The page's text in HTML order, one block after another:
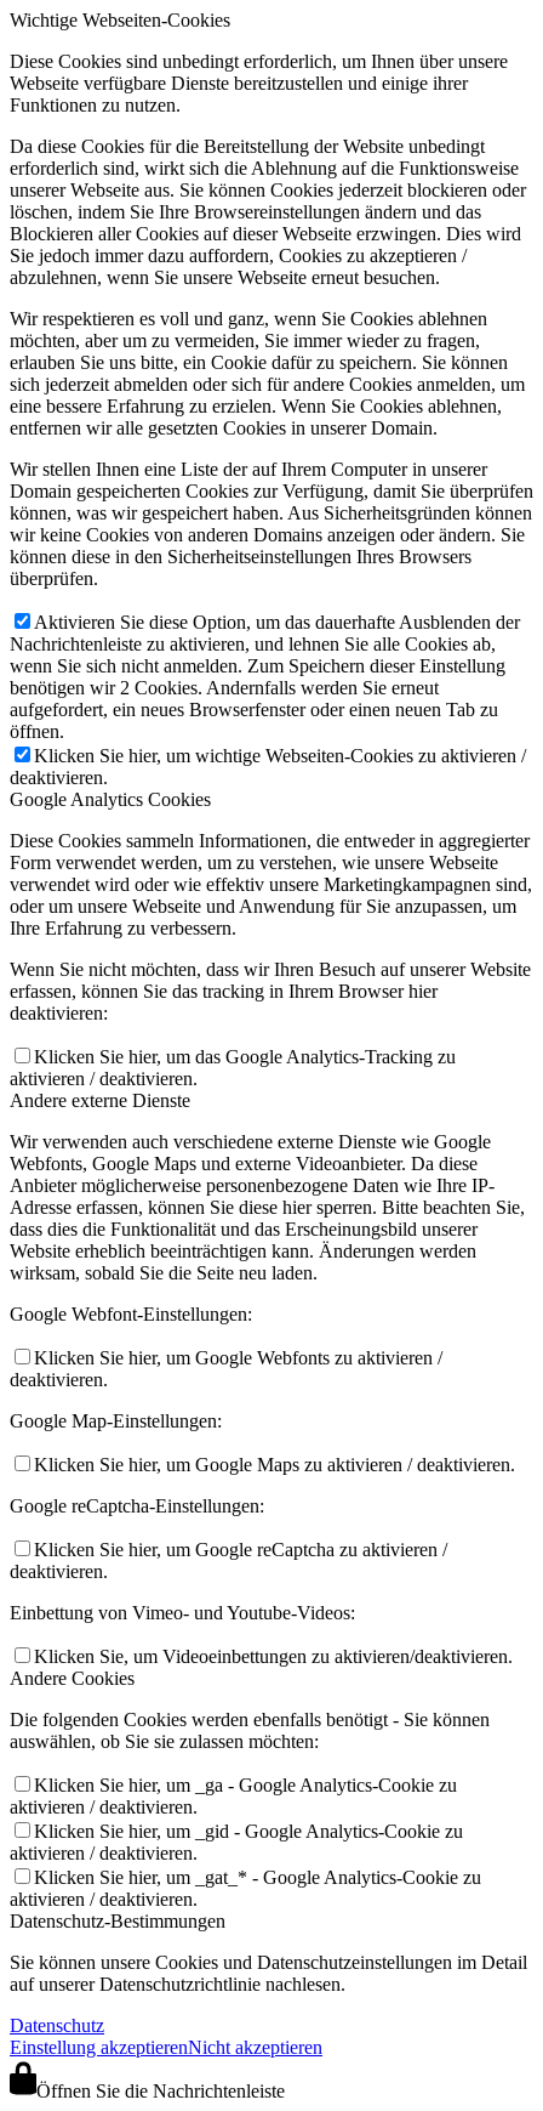
Wichtige Webseiten-Cookies
Diese Cookies sind unbedingt erforderlich, um Ihnen über unsere
Webseite verfügbare Dienste bereitzustellen und einige ihrer
Funktionen zu nutzen.
Da diese Cookies für die Bereitstellung der Website unbedingt
erforderlich sind, wirkt sich die Ablehnung auf die Funktionsweise
unserer Webseite aus. Sie können Cookies jederzeit blockieren oder
löschen, indem Sie Ihre Browsereinstellungen ändern und das
Blockieren aller Cookies auf dieser Webseite erzwingen. Dies wird
Sie jedoch immer dazu auffordern, Cookies zu akzeptieren /
abzulehnen, wenn Sie unsere Webseite erneut besuchen.
Wir respektieren es voll und ganz, wenn Sie Cookies ablehnen
möchten, aber um zu vermeiden, Sie immer wieder zu fragen,
erlauben Sie uns bitte, ein Cookie dafür zu speichern. Sie können
sich jederzeit abmelden oder sich für andere Cookies anmelden, um
eine bessere Erfahrung zu erzielen. Wenn Sie Cookies ablehnen,
entfernen wir alle gesetzten Cookies in unserer Domain.
Wir stellen Ihnen eine Liste der auf Ihrem Computer in unserer
Domain gespeicherten Cookies zur Verfügung, damit Sie überprüfen
können, was wir gespeichert haben. Aus Sicherheitsgründen können
wir keine Cookies von anderen Domains anzeigen oder ändern. Sie
können diese in den Sicherheitseinstellungen Ihres Browsers
überprüfen.
Aktivieren Sie diese Option, um das dauerhafte Ausblenden der
Nachrichtenleiste zu aktivieren, und lehnen Sie alle Cookies ab,
wenn Sie sich nicht anmelden. Zum Speichern dieser Einstellung
benötigen wir 2 Cookies. Andernfalls werden Sie erneut
aufgefordert, ein neues Browserfenster oder einen neuen Tab zu
öffnen.
Klicken Sie hier, um wichtige Webseiten-Cookies zu aktivieren /
deaktivieren.
Google Analytics Cookies
Diese Cookies sammeln Informationen, die entweder in aggregierter
Form verwendet werden, um zu verstehen, wie unsere Webseite
verwendet wird oder wie effektiv unsere Marketingkampagnen sind,
oder um unsere Webseite und Anwendung für Sie anzupassen, um
Ihre Erfahrung zu verbessern.
Wenn Sie nicht möchten, dass wir Ihren Besuch auf unserer Website
erfassen, können Sie das tracking in Ihrem Browser hier
deaktivieren:
Klicken Sie hier, um das Google Analytics-Tracking zu
aktivieren / deaktivieren.
Andere externe Dienste
Wir verwenden auch verschiedene externe Dienste wie Google
Webfonts, Google Maps und externe Videoanbieter. Da diese
Anbieter möglicherweise personenbezogene Daten wie Ihre IP-
Adresse erfassen, können Sie diese hier sperren. Bitte beachten Sie,
dass dies die Funktionalität und das Erscheinungsbild unserer
Website erheblich beeinträchtigen kann. Änderungen werden
wirksam, sobald Sie die Seite neu laden.
Google Webfont-Einstellungen:
Klicken Sie hier, um Google Webfonts zu aktivieren /
deaktivieren.
Google Map-Einstellungen:
Klicken Sie hier, um Google Maps zu aktivieren / deaktivieren.
Google reCaptcha-Einstellungen:
Klicken Sie hier, um Google reCaptcha zu aktivieren /
deaktivieren.
Einbettung von Vimeo- und Youtube-Videos:
Klicken Sie, um Videoeinbettungen zu aktivieren/deaktivieren.
Andere Cookies
Die folgenden Cookies werden ebenfalls benötigt - Sie können
auswählen, ob Sie sie zulassen möchten:
Klicken Sie hier, um _ga - Google Analytics-Cookie zu
aktivieren / deaktivieren.
Klicken Sie hier, um _gid - Google Analytics-Cookie zu
aktivieren / deaktivieren.
Klicken Sie hier, um _gat_* - Google Analytics-Cookie zu
aktivieren / deaktivieren.
Datenschutz-Bestimmungen
Sie können unsere Cookies und Datenschutzeinstellungen im Detail
auf unserer Datenschutzrichtlinie nachlesen.
Datenschutz
Einstellung akzeptierenNicht akzeptieren
Öffnen Sie die Nachrichtenleiste